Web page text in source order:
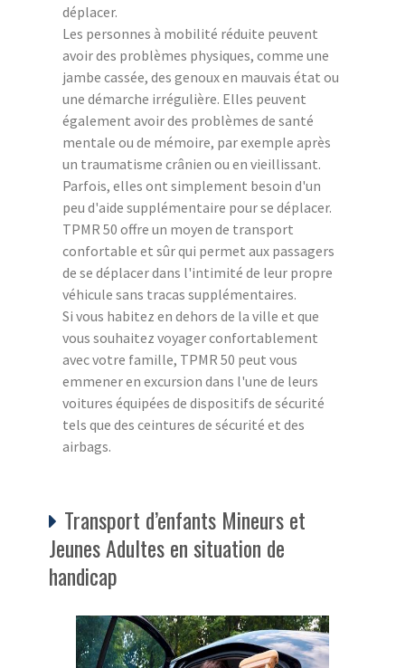
déplacer.
Les personnes à mobilité réduite peuvent
avoir des problèmes physiques, comme une
jambe cassée, des genoux en mauvais état ou
une démarche irrégulière. Elles peuvent
également avoir des problèmes de santé
mentale ou de mémoire, par exemple après
un traumatisme crânien ou en vieillissant.
Parfois, elles ont simplement besoin d'un
peu d'aide supplémentaire pour se déplacer.
TPMR 50 offre un moyen de transport
confortable et sûr qui permet aux passagers
de se déplacer dans l'intimité de leur propre
véhicule sans tracas supplémentaires.
Si vous habitez en dehors de la ville et que
vous souhaitez voyager confortablement
avec votre famille, TPMR 50 peut vous
emmener en excursion dans l'une de leurs
voitures équipées de dispositifs de sécurité
tels que des ceintures de sécurité et des
airbags.
Transport d’enfants Mineurs et
Jeunes Adultes en situation de
handicap